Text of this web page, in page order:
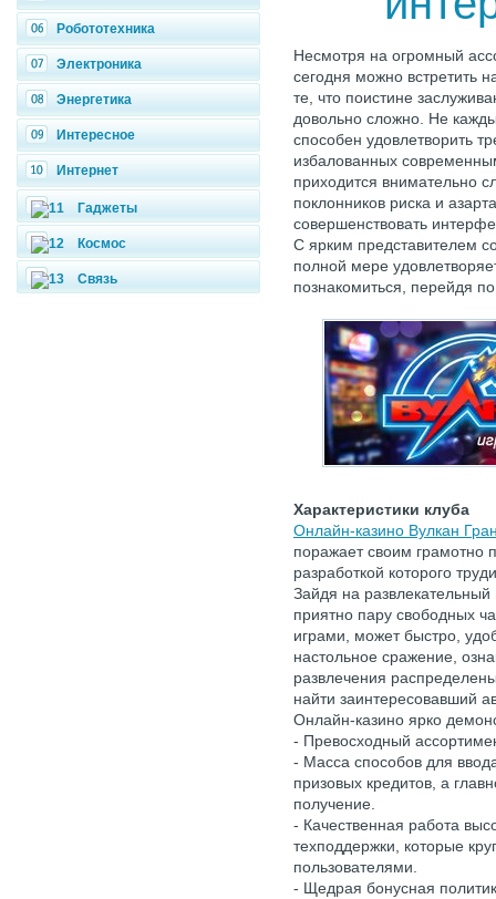
Робототехника
Электроника
Энергетика
Интересное
Интернет
Гаджеты
Космос
Связь
Несмотря на огромный
сегодня можно встретить
те, что поистине
довольно сложно. Не
способен удовлетворить
избалованных
приходится внимательно
поклонников риска и
совершенствовать
С ярким представителем
полной мере
познакомиться, перейдя
Характеристики клуба
Онлайн-казино Вулкан
поражает своим
разработкой которого
Зайдя на
приятно пару свободных
играми, может быстро,
настольное сражение,
развлечения
найти заинтересовавший
Онлайн-казино ярко
- Превосходный
- Масса способов для
призовых кредитов, а
получение.
- Качественная работа
техподдержки, которые
пользователями.
- Щедрая бонусная